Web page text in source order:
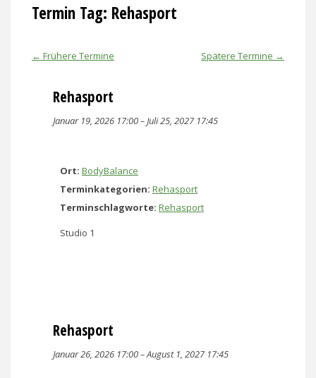
Termin Tag: Rehasport
Spätere Termine →
← Frühere Termine
Rehasport
Januar 19, 2026 17:00–Juli 25, 2027 17:45
Ort: BodyBalance
Terminkategorien: Rehasport
Terminschlagworte: Rehasport
Studio 1
Rehasport
Januar 26, 2026 17:00–August 1, 2027 17:45